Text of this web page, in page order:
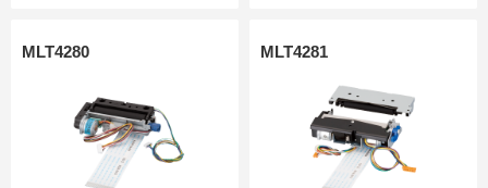
MLT4280 MLT4281